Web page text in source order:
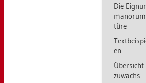
Die
tü­re
en
zu­wachs